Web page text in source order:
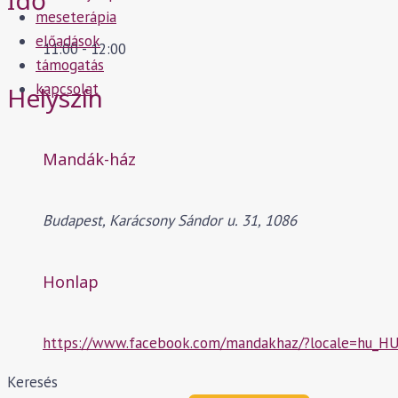
meseterápia
előadások
támogatás
kapcsolat
11:00 - 12:00
Helyszín
Mandák-ház
Budapest, Karácsony Sándor u. 31, 1086
Honlap
https://www.facebook.com/mandakhaz/
Keresés